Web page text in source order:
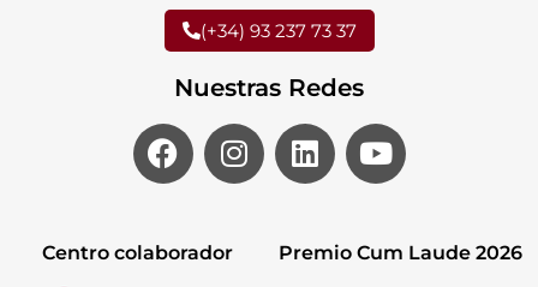
(+34) 93 237 73 37
Nuestras Redes
Centro colaborador Premio Cum Laude 2026